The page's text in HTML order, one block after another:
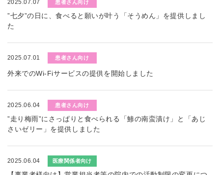
2025.07.07 患者さん向け
”七夕”の日に、食べると願いが叶う「そうめん」を提供しまし
た
2025.07.01 患者さん向け
外来でのWi-Fiサービスの提供を開始しました
2025.06.04 患者さん向け
”走り梅雨”にさっぱりと食べられる「鯵の南蛮漬け」と「あじ
さいゼリー」を提供しました
2025.06.04 医療関係者向け